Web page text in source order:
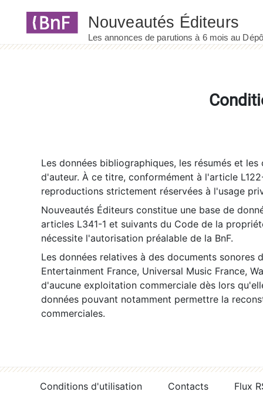
Les données bibliographiques, les résumés et
d'auteur. À ce titre, conformément à l'article
reproductions strictement réservées à l'usage
Nouveautés Éditeurs constitue une base de
articles L341-1 et suivants du Code de la
nécessite l'autorisation préalable de la BnF.
Les données relatives à des documents sonores
Entertainment France, Universal Music France,
d'aucune exploitation commerciale dès lors
données pouvant notamment permettre la
commerciales.
Conditions d'utilisation Contacts
Flux